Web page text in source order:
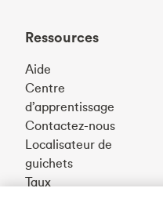
Ressources
Aide
Centre
d’apprentissage
Contactez-nous
Localisateur de
guichets
Taux